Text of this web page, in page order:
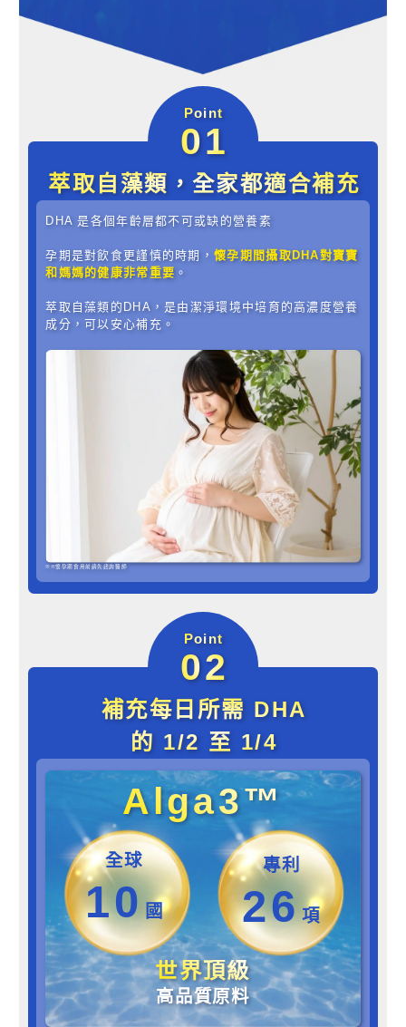
Point
01
萃取自藻類，全家都適合補充
DHA 是各個年齡層都不可或缺的營養素
孕期是對飲食更謹慎的時期，懷孕期間攝取DHA對寶寶
和媽媽的健康非常重要 。
萃取自藻類的DHA，是由潔淨環境中培育的高濃度營養
成分，可以安心補充。
※※懷孕期食用前請先諮詢醫師
Point
02
補充每日所需 DHA
的 1/2 至 1/4
Alga3™
全球
10 國
專利
26項
世界頂級
高品質原料